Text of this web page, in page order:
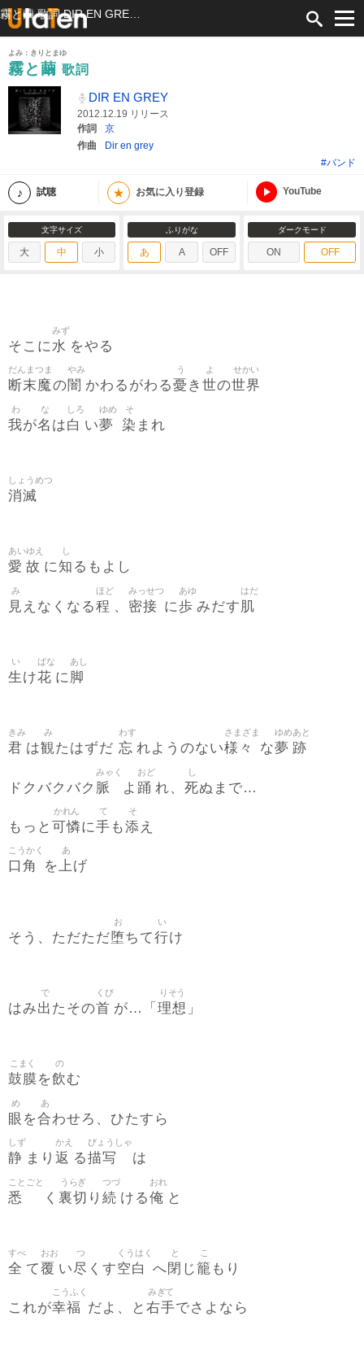
よみ：きりとまゆ
霧と繭 歌詞
DIR EN GREY
2012.12.19 リリース
作詞
京
作曲
Dir en grey
#バンド
試聴 ★ お気に入り登録 YouTube
文字サイズ
大 中 小
ふりがな
あ A OFF
ダークモード
ON OFF
そこに水
みず
をやる
断末魔
だんまつま
の闇
やみ
かわるがわる憂
う
き 世
よ
の世界
せかい
我
わ
が名
な
は白
しろ
い夢
ゆめ
染
そ
まれ
消滅
しょうめつ
愛
あい
故
ゆえ
に知
し
るもよし
見
み
えなくなる程
ほど
、 密接
みっせつ
に歩
あゆ
みだす 肌
はだ
生
い
け花
ばな
に脚
あし
君
きみ
は観
み
たはずだ 忘
わす
れようのない様々
さまざま
な夢
ゆめ
跡
あと
ドクバクバク 脈
みゃく
よ 踊
おど
れ、 死
し
ぬまで…
もっと 可憐
かれん
に手
て
も添
そ
え
口角
こうかく
を上
あ
げ
そう、ただただ堕
お
ちて行
い
け
はみ出
で
たその首
くび
が…「 理想
りそう
」
鼓膜
こまく
を飲
の
む
眼
め
を合
あ
わせろ、ひたすら
静
しず
まり 返
かえ
る描写
びょうしゃ
は
悉
ことごと
く 裏切
うらぎ
り 続
つづ
ける俺
おれ
と
全
すべ
て覆
おお
い尽
つ
くす空白
くうはく
へ閉
と
じ籠
こ
もり
これが幸福
こうふく
だよ、と 右手
みぎて
でさよなら